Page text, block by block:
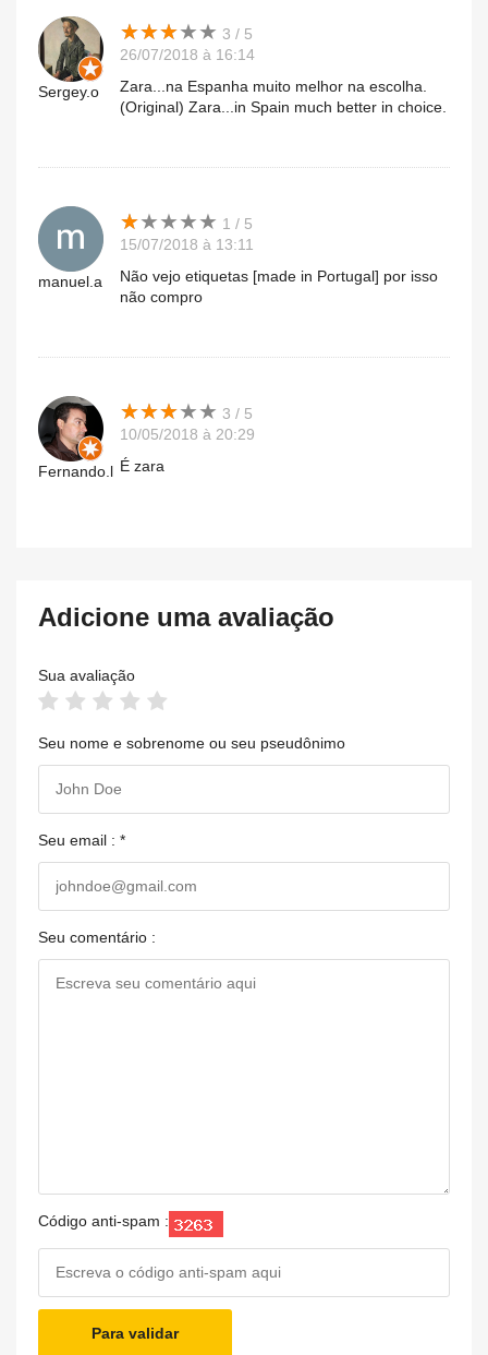
Sergey.o
★★★★★
★★★★★ 3 / 5
26/07/2018 à 16:14
Zara...na Espanha muito melhor na escolha.
(Original) Zara...in Spain much better in choice.
manuel.a
★★★★★
★★★★★ 1 / 5
15/07/2018 à 13:11
Não vejo etiquetas [made in Portugal] por isso
não compro
Fernando.l
★★★★★
★★★★★ 3 / 5
10/05/2018 à 20:29
É zara
Adicione uma avaliação
Sua avaliação
Seu nome e sobrenome ou seu pseudônimo
Seu email : *
Seu comentário :
Código anti-spam :
Para validar